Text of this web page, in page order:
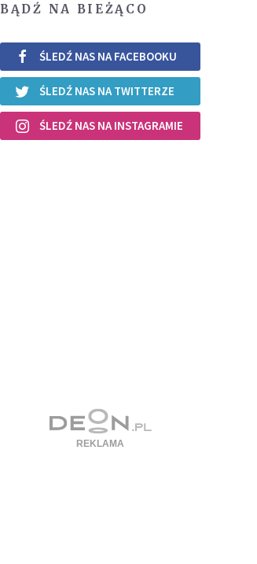
BĄDŹ NA BIEŻĄCO
ŚLEDŹ NAS NA FACEBOOKU
ŚLEDŹ NAS NA TWITTERZE
ŚLEDŹ NAS NA INSTAGRAMIE